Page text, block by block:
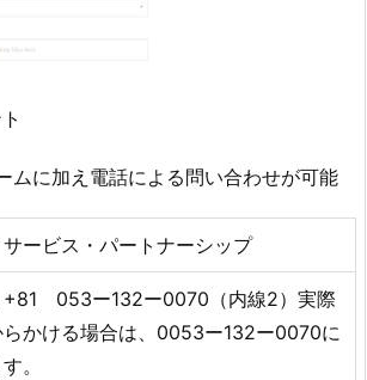
ムに加え電話による問い合わせが可能
ービス・パートナーシップ
+81 053ー132ー0070（内線2）実際
らかける場合は、0053ー132ー0070に
。